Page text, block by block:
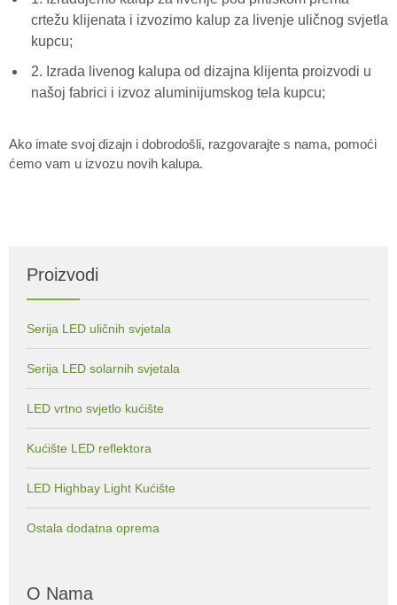
crtežu klijenata i izvozimo kalup za livenje uličnog svjetla
kupcu;
2. Izrada livenog kalupa od dizajna klijenta proizvodi u
našoj fabrici i izvoz aluminijumskog tela kupcu;
Ako imate svoj dizajn i dobrodošli, razgovarajte s nama, pomoći
ćemo vam u izvozu novih kalupa.
Proizvodi
Serija LED uličnih svjetala
Serija LED solarnih svjetala
LED vrtno svjetlo kućište
Kućište LED reflektora
LED Highbay Light Kućište
Ostala dodatna oprema
O Nama